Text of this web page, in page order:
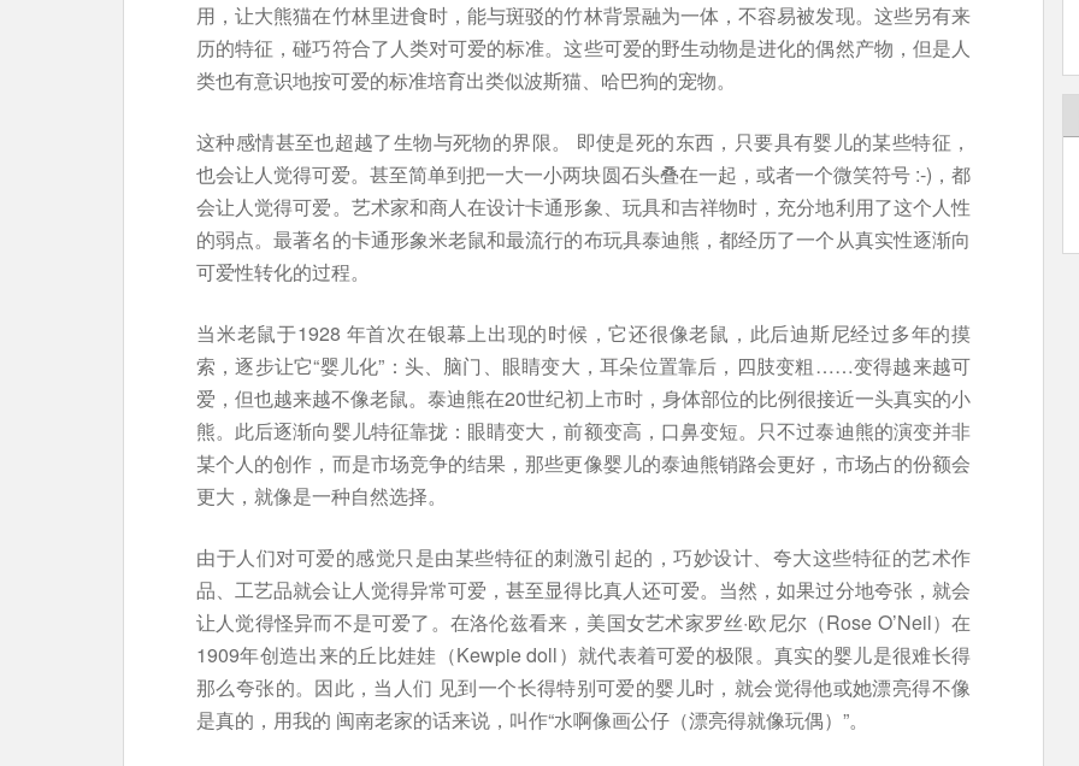
用，让大熊猫在竹林里进食时，能与斑驳的竹林背景融为一体，不容易被发现。这些另有来
历的特征，碰巧符合了人类对可爱的标准。这些可爱的野生动物是进化的偶然产物，但是人
类也有意识地按可爱的标准培育出类似波斯猫、哈巴狗的宠物。
这种感情甚至也超越了生物与死物的界限。 即使是死的东西，只要具有婴儿的某些特征，
也会让人觉得可爱。甚至简单到把一大一小两块圆石头叠在一起，或者一个微笑符号 :-)，都
会让人觉得可爱。艺术家和商人在设计卡通形象、玩具和吉祥物时，充分地利用了这个人性
的弱点。最著名的卡通形象米老鼠和最流行的布玩具泰迪熊，都经历了一个从真实性逐渐向
可爱性转化的过程。
当米老鼠于1928 年首次在银幕上出现的时候，它还很像老鼠，此后迪斯尼经过多年的摸
索，逐步让它“婴儿化”：头、脑门、眼睛变大，耳朵位置靠后，四肢变粗……变得越来越可
爱，但也越来越不像老鼠。泰迪熊在20世纪初上市时，身体部位的比例很接近一头真实的小
熊。此后逐渐向婴儿特征靠拢：眼睛变大，前额变高，口鼻变短。只不过泰迪熊的演变并非
某个人的创作，而是市场竞争的结果，那些更像婴儿的泰迪熊销路会更好，市场占的份额会
更大，就像是一种自然选择。
由于人们对可爱的感觉只是由某些特征的刺激引起的，巧妙设计、夸大这些特征的艺术作
品、工艺品就会让人觉得异常可爱，甚至显得比真人还可爱。当然，如果过分地夸张，就会
让人觉得怪异而不是可爱了。在洛伦兹看来，美国女艺术家罗丝·欧尼尔（Rose O’Neil）在
1909年创造出来的丘比娃娃（Kewpie doll）就代表着可爱的极限。真实的婴儿是很难长得
那么夸张的。因此，当人们 见到一个长得特别可爱的婴儿时，就会觉得他或她漂亮得不像
是真的，用我的 闽南老家的话来说，叫作“水啊像画公仔（漂亮得就像玩偶）”。